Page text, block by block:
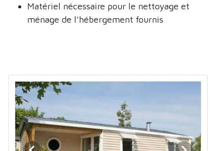
Matériel nécessaire pour le nettoyage et
ménage de l’hébergement fournis